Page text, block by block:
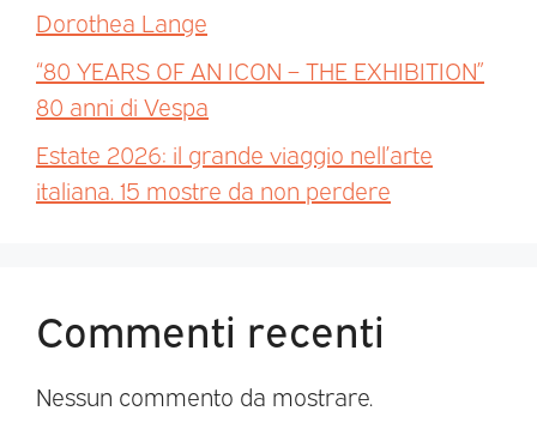
Dorothea Lange
“80 YEARS OF AN ICON – THE EXHIBITION”
80 anni di Vespa
Estate 2026: il grande viaggio nell’arte
italiana. 15 mostre da non perdere
Commenti recenti
Nessun commento da mostrare.